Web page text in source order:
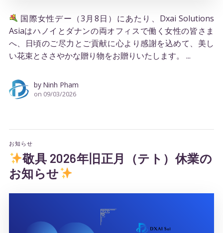
国際女性デー（3月8日）にあたり、Dxai Solutions
Asiaはハノイとダナンの両オフィスで働く女性の皆さま
へ、日頃のご尽力とご貢献に心より感謝を込めて、美し
い花束とささやかな贈り物をお贈りいたします。 ...
by Ninh Pham
on 09/03/2026
お知らせ
敬具 2026年旧正月（テト）休業の
お知らせ